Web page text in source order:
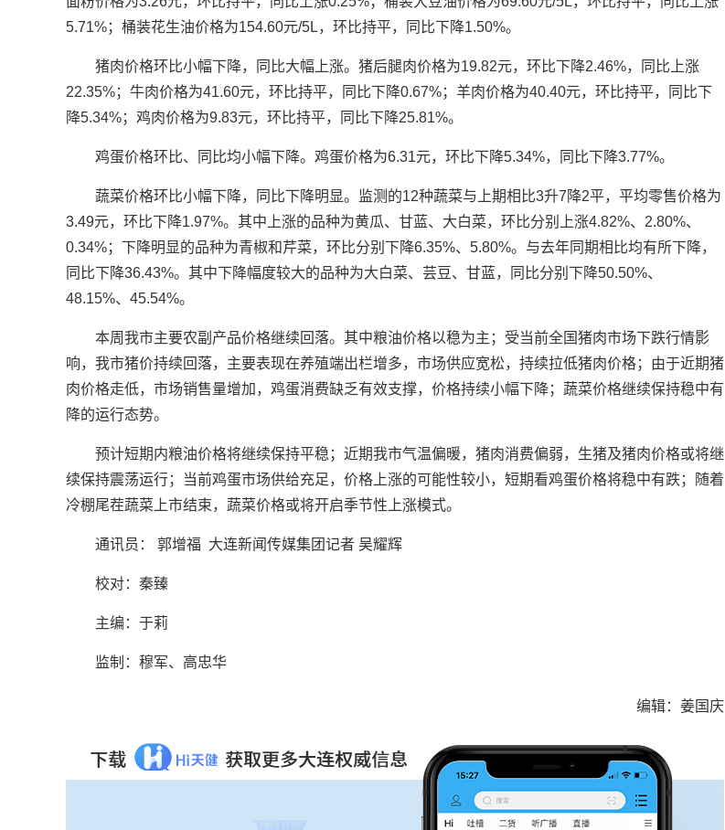
5.71%；桶装花生油价格为154.60元/5L，环比持平，同比下降1.50%。
猪肉价格环比小幅下降，同比大幅上涨。猪后腿肉价格为19.82元，环比下降2.46%，同比上涨
22.35%；牛肉价格为41.60元，环比持平，同比下降0.67%；羊肉价格为40.40元，环比持平，同比下
降5.34%；鸡肉价格为9.83元，环比持平，同比下降25.81%。
鸡蛋价格环比、同比均小幅下降。鸡蛋价格为6.31元，环比下降5.34%，同比下降3.77%。
蔬菜价格环比小幅下降，同比下降明显。监测的12种蔬菜与上期相比3升7降2平，平均零售价格为
3.49元，环比下降1.97%。其中上涨的品种为黄瓜、甘蓝、大白菜，环比分别上涨4.82%、2.80%、
0.34%；下降明显的品种为青椒和芹菜，环比分别下降6.35%、5.80%。与去年同期相比均有所下降，
同比下降36.43%。其中下降幅度较大的品种为大白菜、芸豆、甘蓝，同比分别下降50.50%、
48.15%、45.54%。
本周我市主要农副产品价格继续回落。其中粮油价格以稳为主；受当前全国猪肉市场下跌行情影
响，我市猪价持续回落，主要表现在养殖端出栏增多，市场供应宽松，持续拉低猪肉价格；由于近期猪
肉价格走低，市场销售量增加，鸡蛋消费缺乏有效支撑，价格持续小幅下降；蔬菜价格继续保持稳中有
降的运行态势。
预计短期内粮油价格将继续保持平稳；近期我市气温偏暖，猪肉消费偏弱，生猪及猪肉价格或将继
续保持震荡运行；当前鸡蛋市场供给充足，价格上涨的可能性较小，短期看鸡蛋价格将稳中有跌；随着
冷棚尾茬蔬菜上市结束，蔬菜价格或将开启季节性上涨模式。
通讯员： 郭增福 大连新闻传媒集团记者 吴耀辉
校对：秦臻
主编：于莉‍‍‍
监制：穆军、高忠华
编辑：姜国庆